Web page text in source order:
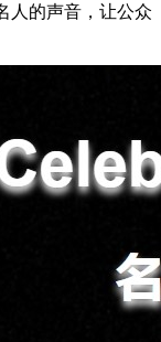
人的声音，让公众